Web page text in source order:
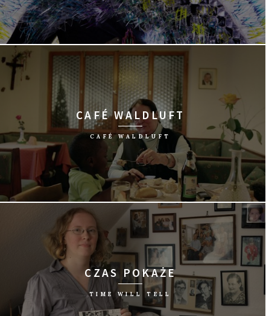
reż. Hannes Rossacher, Tita Von Hardenberg/Niemcy, 2015/52 min
CAFÉ WALDLUFT
CAFÉ WALDLUFT
reż. Matthias Kosmehl/Niemcy, 2015/79 min
CZAS POKAŻE
TIME WILL TELL